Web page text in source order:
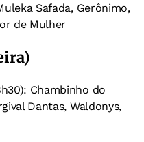
Safada, Gerônimo,
de Mulher
Chambinho do
Dantas, Waldonys,